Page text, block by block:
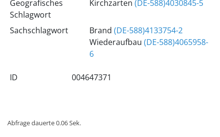
Geografisches
Schlagwort
Kirchzarten (DE-588)4030845-5
Sachschlagwort Brand (DE-588)4133754-2
Wiederaufbau (DE-588)4065958-
6
ID 004647371
Abfrage dauerte 0.06 Sek.